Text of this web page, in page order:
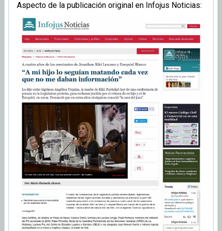
Aspecto de la publicación original en Infojus Noticias: